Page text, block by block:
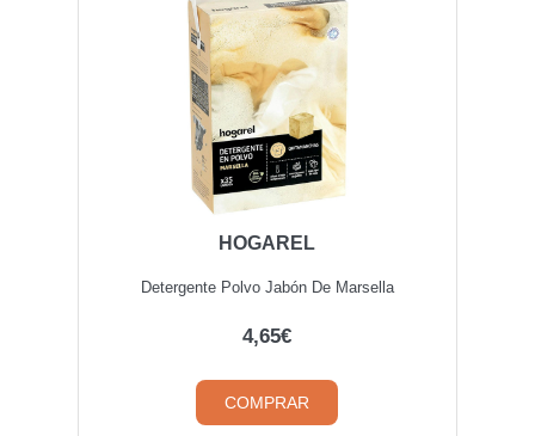
HOGAREL
Detergente Polvo Jabón De Marsella
4,65€
COMPRAR